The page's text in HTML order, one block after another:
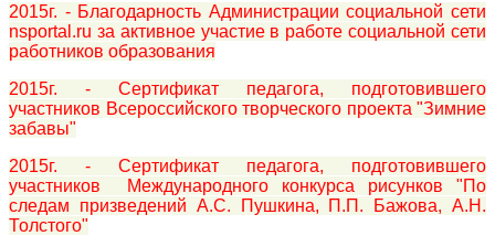
2015г. - Благодарность Администрации социальной сети
nsportal.ru за активное участие в работе социальной сети
работников образования
2015г. - Сертификат педагога, подготовившего
участников Всероссийского творческого проекта "Зимние
забавы"
2015г. - Сертификат педагога, подготовившего
участников Международного конкурса рисунков "По
следам призведений А.С. Пушкина, П.П. Бажова, А.Н.
Толстого"